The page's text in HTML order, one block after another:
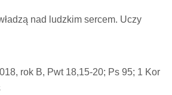
nad ludzkim sercem. Uczy
rok B, Pwt 18,15-20; Ps 95; 1 Kor